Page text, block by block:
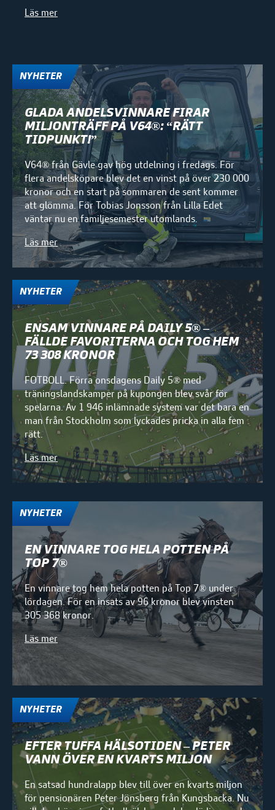
Läs mer
NYHETER
GLADA ANDELSVINNARE FIRAR
MILJONTRÄFF PÅ V64®: “RÄTT
TIDPUNKT!”
V64® från Gävle gav hög utdelning i fredags. För
flera andelsköpare blev det en vinst på över 230 000
kronor och en start på sommaren de sent kommer
att glömma. För Tobias Jonsson från Lilla Edet
väntar nu en familjesemester utomlands.
Läs mer
NYHETER
ENSAM VINNARE PÅ DAILY 5® –
FÄLLDE FAVORITERNA OCH TOG HEM
73 308 KRONOR
FOTBOLL. Förra onsdagens Daily 5® med
träningslandskamper på kupongen blev svår för
spelarna. Av 1 946 inlämnade system var det bara en
man från Stockholm som lyckades pricka in alla fem
rätt.
Läs mer
NYHETER
EN VINNARE TOG HELA POTTEN PÅ
TOP 7®
En vinnare tog hem hela potten på Top 7® under
lördagen. För en insats av 96 kronor blev vinsten
305 368 kronor.
Läs mer
NYHETER
EFTER TUFFA HÄLSOTIDEN – PETER
VANN ÖVER EN KVARTS MILJON
En satsad hundralapp blev till över en kvarts miljon
för pensionären Peter Jönsberg från Kungsbacka. Nu